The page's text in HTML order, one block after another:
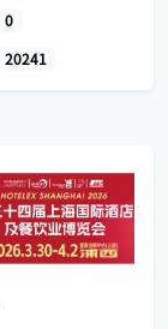
0
20241